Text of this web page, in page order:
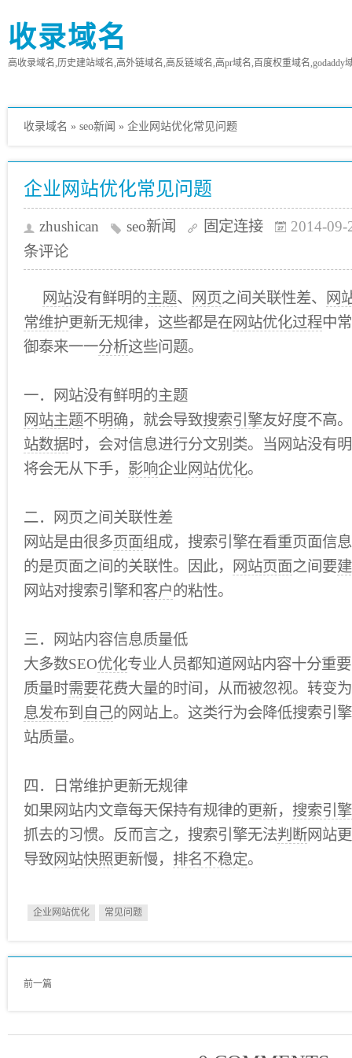
收录域名
高收录域名,历史建站域名,高外链域名,高反链域名,高pr域名,百度权重域名,godaddy
收录域名 » seo新闻 » 企业网站优化常见问题
企业网站优化常见问题
zhushican seo新闻 固定连接
2014-09-
条评论
网站没有鲜明的主题、 网页之间关联性差、
网
常维护更新无规律，这些都是在网站优化过程中
御泰来一一分析这些问题。
一．网站没有鲜明的主题
网站主题不明确，就会导致搜索引擎友好度不高
站数据时，会对信息进行分文别类。当网站没有
将会无从下手， 影响企业网站优化。
二．网页之间关联性差
网站是由很多页面组成，搜索引擎在看重页面信
的是页面之间的关联性。因此，
网站页面之间要
网站对搜索引擎和客户的粘性。
三．网站内容信息质量低
大多数SEO优化专业人员都知道网站内容十分重
质量时需要花费大量的时间，从而被忽视。转变
息发布到 自己的网站上。这类行为会降低搜索引
站质量。
四．日常维护更新无规律
如果网站内文章每天保持有规律的更新， 搜索引
抓去的习惯。反而言之，搜索引擎无法判断网站
导致网站快照更新慢， 排名不稳定。
企业网站优化 常见问题
前一篇